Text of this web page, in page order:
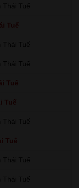
Thái Tuế
Tuế
Thái Tuế
Thái Tuế
Tuế
Tuế
Thái Tuế
Tuế
Thái Tuế
Thái Tuế